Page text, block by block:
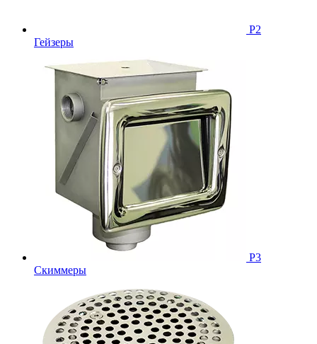
Р2
Гейзеры
Р3
Скиммеры